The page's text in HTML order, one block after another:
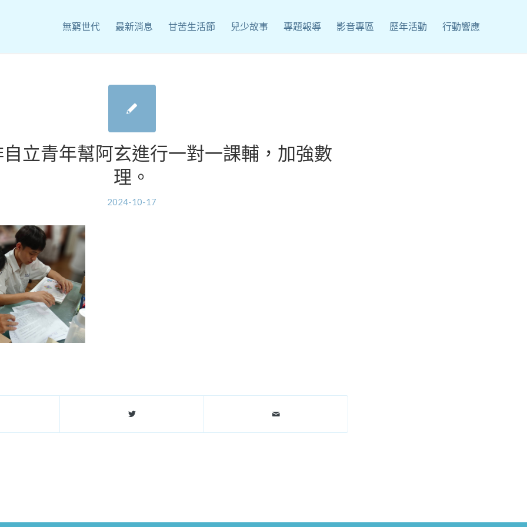
無窮世代 最新消息 甘苦生活節 兒少故事 專題報導 影音專區 歷年活動 行動響應
立青年幫阿玄進行一對一課輔，加強數
理。
2024-10-17